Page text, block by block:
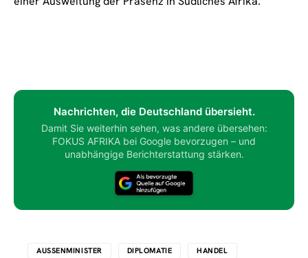
Nachrichten, die Deutschland übersieht.
Damit Sie weiterhin sehen, was andere übersehen:
FOKUS AFRIKA bei Google bevorzugen – und
unabhängige Berichterstattung stärken.
AUSSENMINISTER DIPLOMATIE HANDEL